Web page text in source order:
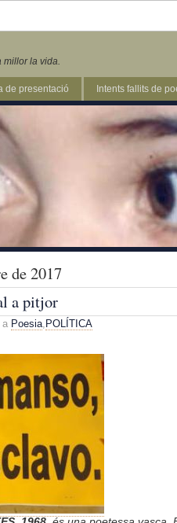
millor la vida.
de presentació Intents fallits de
de 2017
a pitjor
a Poesia, POLÍTICA